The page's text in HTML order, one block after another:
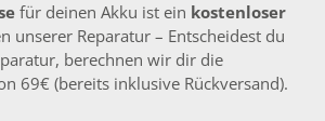
für deinen Akku ist ein kostenloser
unserer Reparatur – Entscheidest du
berechnen wir dir die
69€ (bereits inklusive Rückversand).